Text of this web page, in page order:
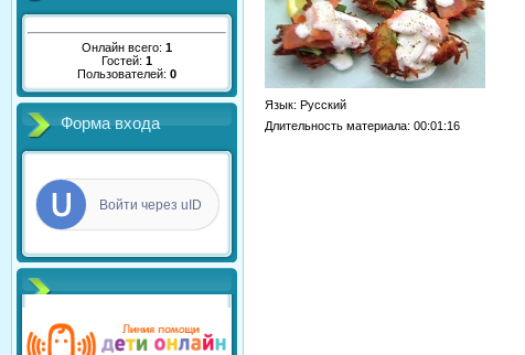
Онлайн всего: 1
Гостей: 1
Пользователей: 0
Форма входа
Войти через uID
Язык: Русский
Длительность материала: 00:01:16